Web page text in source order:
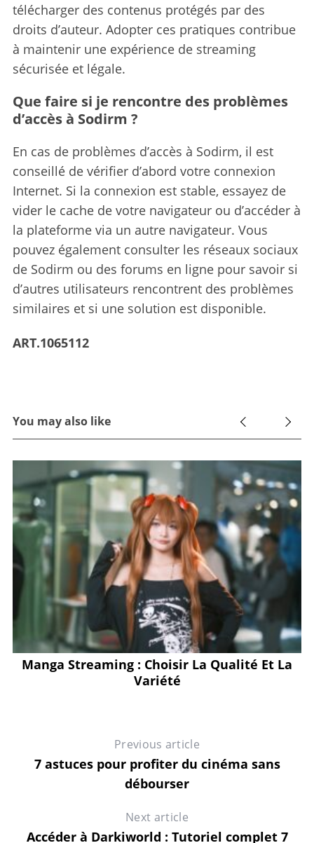
télécharger des contenus protégés par des
droits d’auteur. Adopter ces pratiques contribue
à maintenir une expérience de streaming
sécurisée et légale.
Que faire si je rencontre des problèmes
d’accès à Sodirm ?
En cas de problèmes d’accès à Sodirm, il est
conseillé de vérifier d’abord votre connexion
Internet. Si la connexion est stable, essayez de
vider le cache de votre navigateur ou d’accéder à
la plateforme via un autre navigateur. Vous
pouvez également consulter les réseaux sociaux
de Sodirm ou des forums en ligne pour savoir si
d’autres utilisateurs rencontrent des problèmes
similaires et si une solution est disponible.
ART.1065112
You may also like
Manga Streaming : Choisir La Qualité Et La
Variété
Previous article
7 astuces pour profiter du cinéma sans
débourser
Next article
Accéder à Darkiworld : Tutoriel complet 7